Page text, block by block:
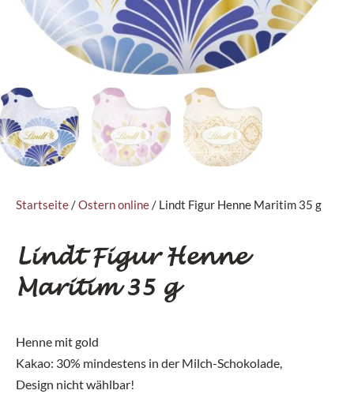
Startseite/Ostern online/ Lindt Figur Henne Maritim 35 g
Lindt Figur Henne
Maritim 35 g
Henne mit gold
Kakao: 30% mindestens in der Milch-Schokolade,
Design nicht wählbar!